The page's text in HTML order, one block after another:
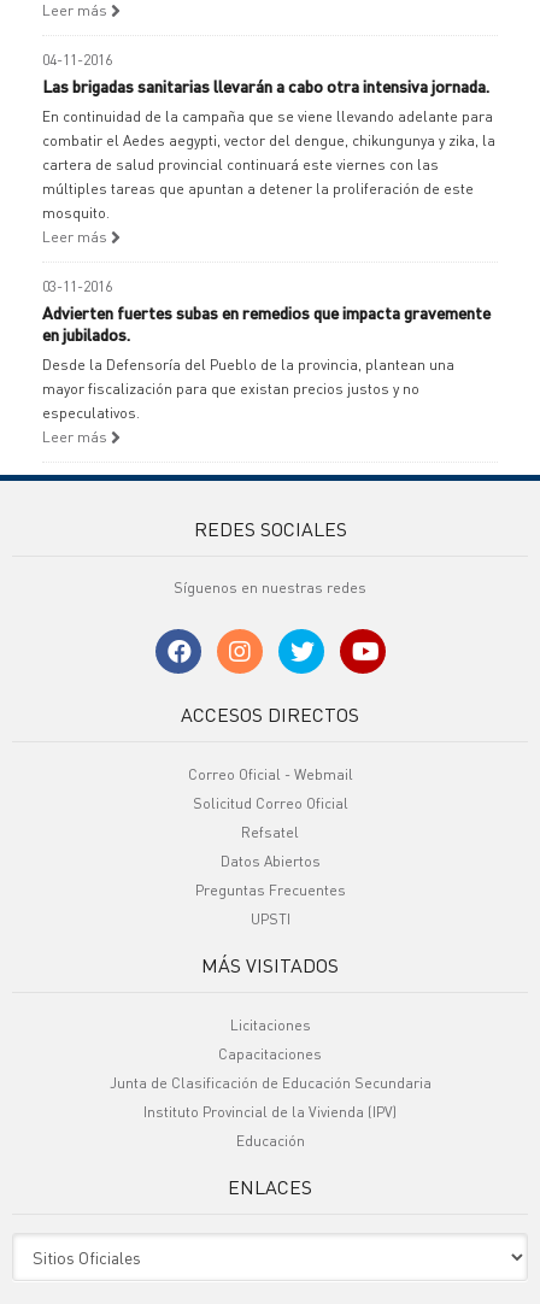
Leer más
04-11-2016
Las brigadas sanitarias llevarán a cabo otra intensiva jornada.
En continuidad de la campaña que se viene llevando adelante para
combatir el Aedes aegypti, vector del dengue, chikungunya y zika, la
cartera de salud provincial continuará este viernes con las
múltiples tareas que apuntan a detener la proliferación de este
mosquito.
Leer más
03-11-2016
Advierten fuertes subas en remedios que impacta gravemente
en jubilados.
Desde la Defensoría del Pueblo de la provincia, plantean una
mayor fiscalización para que existan precios justos y no
especulativos.
Leer más
REDES SOCIALES
Síguenos en nuestras redes
ACCESOS DIRECTOS
Correo Oficial - Webmail
Solicitud Correo Oficial
Refsatel
Datos Abiertos
Preguntas Frecuentes
UPSTI
MÁS VISITADOS
Licitaciones
Capacitaciones
Junta de Clasificación de Educación Secundaria
Instituto Provincial de la Vivienda (IPV)
Educación
ENLACES